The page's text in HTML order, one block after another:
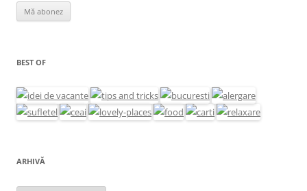
BEST OF
ARHIVĂ